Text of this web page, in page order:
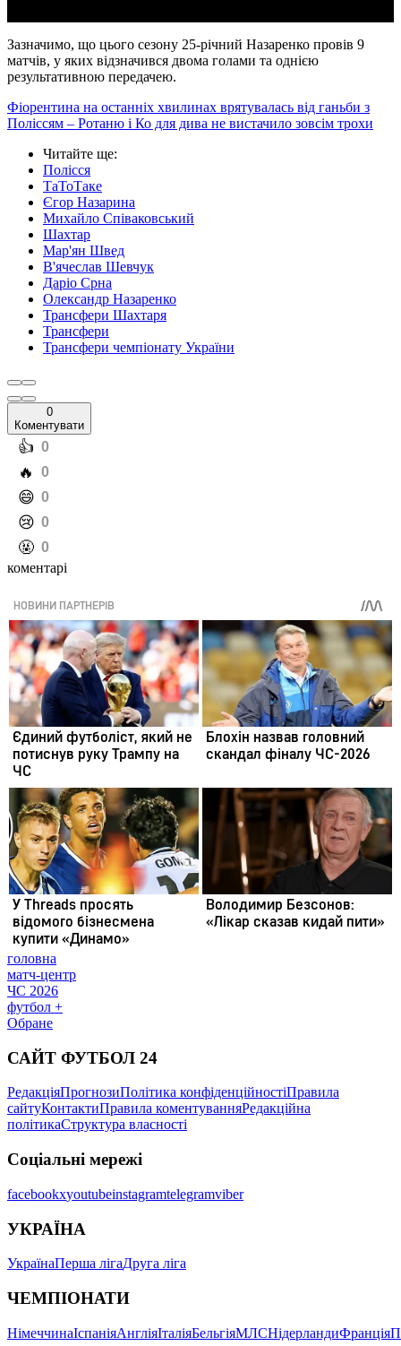
Зазначимо, що цього сезону 25-річний Назаренко провів 9
матчів, у яких відзначився двома голами та однією
результативною передачею.
Фіорентина на останніх хвилинах врятувалась від ганьби з
Поліссям – Ротаню і Ко для дива не вистачило зовсім трохи
Читайте ще:
Полісся
ТаТоТаке
Єгор Назарина
Михайло Співаковський
Шахтар
Мар'ян Швед
В'ячеслав Шевчук
Даріо Срна
Олександр Назаренко
Трансфери Шахтаря
Трансфери
Трансфери чемпіонату України
0
Коментувати
️👍 0
️🔥 0
️😄 0
️😢 0
️🤬 0
коментарі
головна
матч-центр
ЧС 2026
футбол +
Обране
САЙТ ФУТБОЛ 24
РедакціяПрогнозиПолітика конфіденційностіПравила
сайтуКонтактиПравила коментуванняРедакційна
політикаСтруктура власності
Соціальні мережі
facebookxyoutubeinstagramtelegramviber
УКРАЇНА
УкраїнаПерша лігаДруга ліга
ЧЕМПІОНАТИ
НімеччинаІспаніяАнгліяІталіяБельгіяМЛСНідерландиФранція